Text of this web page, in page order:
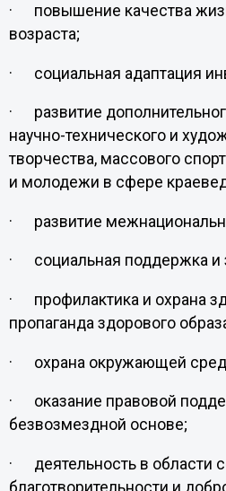
· повышение качества
возраста;
· социальная адаптация
· развитие
научно-технического и
творчества, массового
и молодежи в сфере
· развитие
· социальная поддержка и
· профилактика и охрана
пропаганда здорового
· охрана окружающей
· оказание правовой
безвозмездной основе;
· деятельность в области
благотворительности и